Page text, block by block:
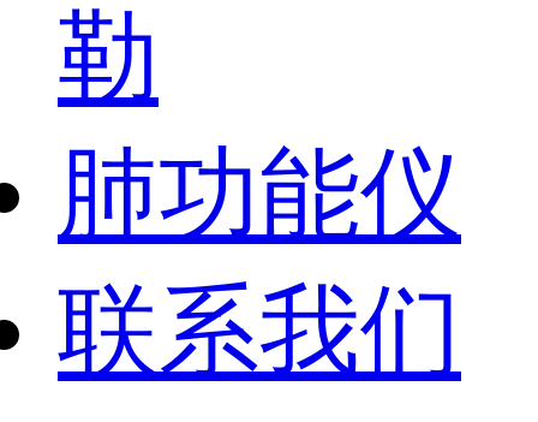
勒
肺功能仪
联系我们